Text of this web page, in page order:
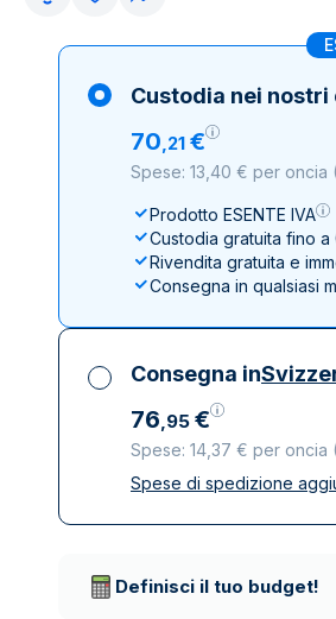
Custodia nei nostri
70,21 €
Spese: 13,40 € per oncia
Prodotto ESENTE IVA
Custodia gratuita fino a
Rivendita gratuita e
Consegna in qualsiasi
Consegna in
76,95 €
Spese: 14,37 € per oncia
Tutte le tasse incluse
Spese di spedizione
Definisci il tuo budget!